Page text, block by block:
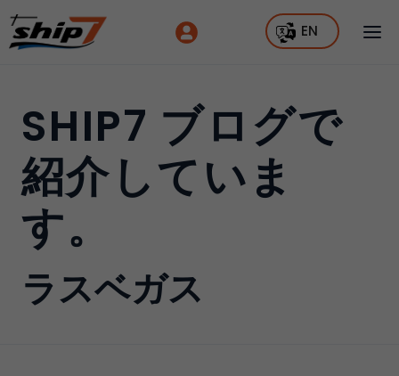
EN
SHIP7 ブログで
紹介していま
す。
ラスベガス